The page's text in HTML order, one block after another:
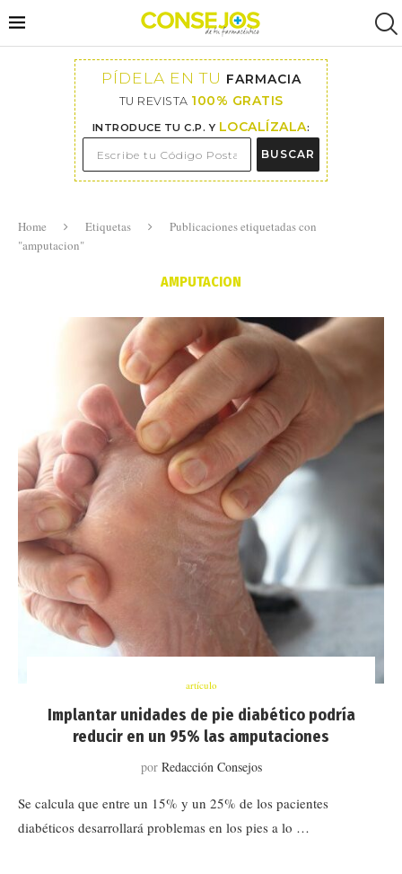
PÍDELA EN TU FARMACIA
TU REVISTA 100% GRATIS
INTRODUCE TU C.P. Y LOCALÍZALA:
BUSCAR
Home Etiquetas
Publicaciones etiquetadas con
"amputacion"
AMPUTACION
artículo
Implantar unidades de pie diabético podría
reducir en un 95% las amputaciones
por Redacción Consejos
Se calcula que entre un 15% y un 25% de los pacientes
diabéticos desarrollará problemas en los pies a lo …